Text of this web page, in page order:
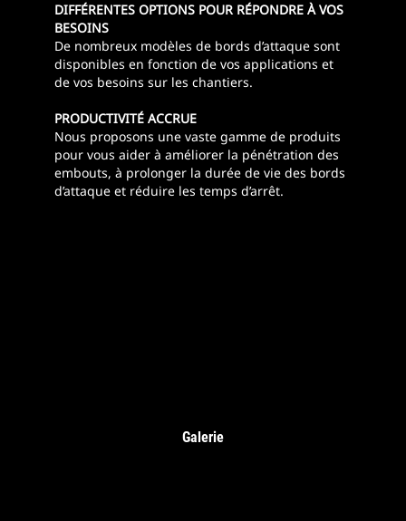
DIFFÉRENTES OPTIONS POUR RÉPONDRE À VOS
BESOINS
De nombreux modèles de bords d’attaque sont
disponibles en fonction de vos applications et
de vos besoins sur les chantiers.
PRODUCTIVITÉ ACCRUE
Nous proposons une vaste gamme de produits
pour vous aider à améliorer la pénétration des
embouts, à prolonger la durée de vie des bords
d’attaque et réduire les temps d’arrêt.
Galerie